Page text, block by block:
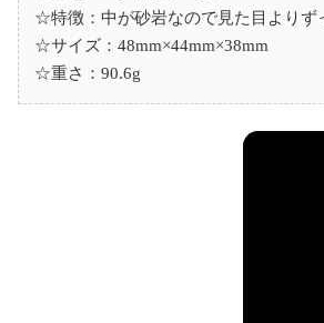
☆特徴：中が砂岩なので見た目よりず
☆サイズ：48mm×44mm×38mm
☆重さ：90.6g